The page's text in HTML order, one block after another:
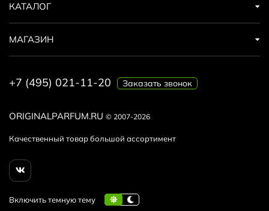
ORIGINALPARFUM.RU © 2007-2026
Качественный товар большой ассортимент
КАТАЛОГ
МАГАЗИН
+7 (495) 021-11-20 Заказать звонок